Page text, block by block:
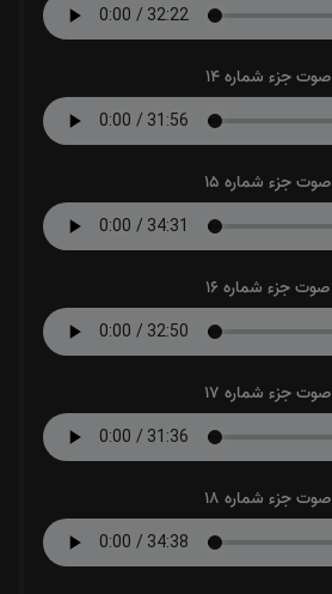
صوت جزء شماره 14
صوت جزء شماره 15
صوت جزء شماره 16
صوت جزء شماره 17
صوت جزء شماره 18